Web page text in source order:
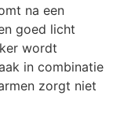
na een
goed licht
wordt
in combinatie
zorgt niet